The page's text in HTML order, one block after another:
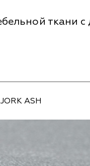
ткани с
ASH